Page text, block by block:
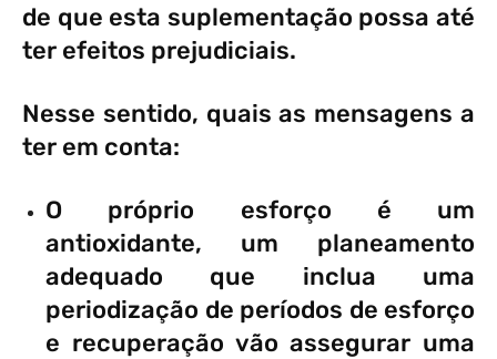
de que esta suplementação possa até
ter efeitos prejudiciais.
Nesse sentido, quais as mensagens a
ter em conta:
O próprio esforço é um
antioxidante, um planeamento
adequado que inclua uma
periodização de períodos de esforço
e recuperação vão assegurar uma